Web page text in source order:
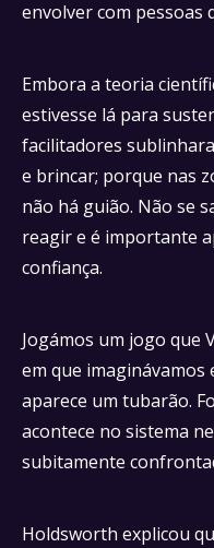
envolver com pessoas
Embora a teoria
estivesse lá para
facilitadores
e brincar; porque nas
não há guião. Não se
reagir e é importante
confiança.
Jogámos um jogo que
em que
aparece um tubarão.
acontece no sistema
subitamente
Holdsworth explicou